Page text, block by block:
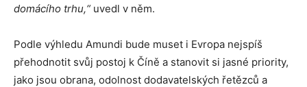
domácího trhu,“ uvedl v něm.
Podle výhledu Amundi bude muset i Evropa nejspíš
přehodnotit svůj postoj k Číně a stanovit si jasné priority,
jako jsou obrana, odolnost dodavatelských řetězců a